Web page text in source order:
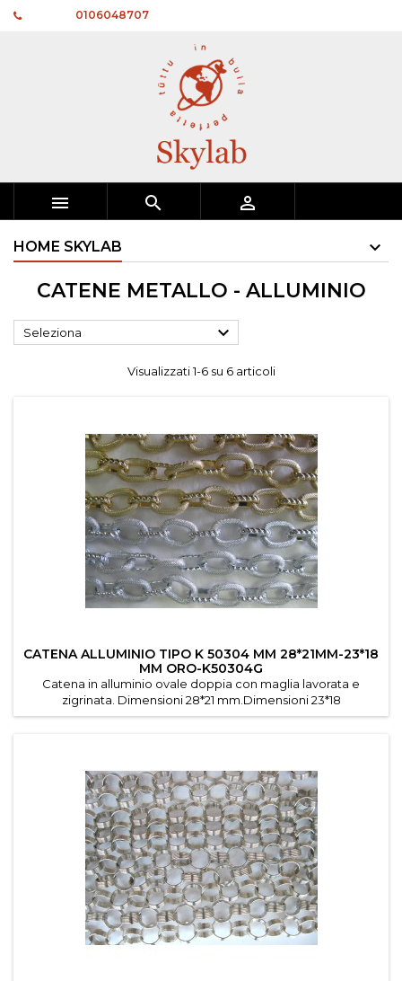
0106048707
  
HOME SKYLAB
CATENE METALLO - ALLUMINIO
Seleziona 
Visualizzati 1-6 su 6 articoli
CATENA ALLUMINIO TIPO K 50304 MM 28*21MM-23*18
MM ORO-K50304G
Catena in alluminio ovale doppia con maglia lavorata e
zigrinata. Dimensioni 28*21 mm.Dimensioni 23*18
mmSpessore del metallo 5 mm.Colori: argentato